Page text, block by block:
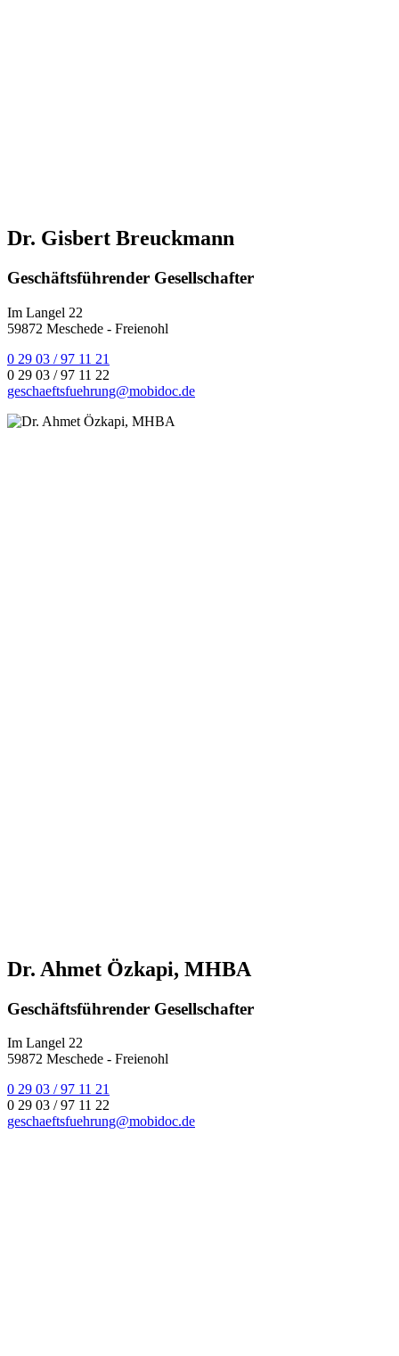
Dr. Gisbert Breuckmann
Geschäftsführender Gesellschafter
Im Langel 22
59872 Meschede - Freienohl
0 29 03 / 97 11 21
0 29 03 / 97 11 22
geschaeftsfuehrung@mobidoc.de
Dr. Ahmet Özkapi, MHBA
Geschäftsführender Gesellschafter
Im Langel 22
59872 Meschede - Freienohl
0 29 03 / 97 11 21
0 29 03 / 97 11 22
geschaeftsfuehrung@mobidoc.de